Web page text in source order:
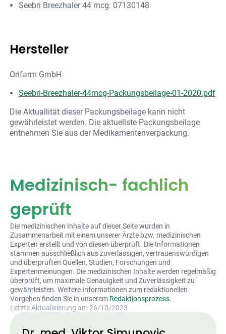
Seebri Breezhaler 44 mcg: 07130148
Hersteller
Orifarm GmbH
Seebri-Breezhaler-44mcg-Packungsbeilage-01-2020.pdf
Die Aktuallität dieser Packungsbeilage kann nicht
gewährleistet werden. Die aktuellste Packungsbeilage
entnehmen Sie aus der Medikamentenverpackung.
Medizinisch- fachlich
geprüft
Die medizinischen Inhalte auf dieser Seite wurden in
Zusammenarbeit mit einem unserer Ärzte bzw. medizinischen
Experten erstellt und von diesen überprüft. Die Informationen
stammen ausschließlich aus zuverlässigen, vertrauenswürdigen
und überprüften Quellen, Studien, Forschungen und
Expertenmeinungen. Die medizinischen Inhalte werden regelmäßig
überprüft, um maximale Genauigkeit und Zuverlässigkeit zu
gewährleisten. Weitere Informationen zum redaktionellen
Vorgehen finden Sie in unserem Redaktionsprozess.
Letzte Aktualisierung am 26/10/2023